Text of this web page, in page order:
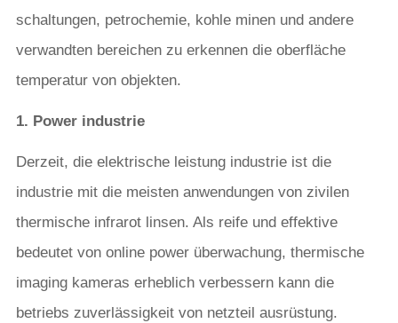
schaltungen, petrochemie, kohle minen und andere
verwandten bereichen zu erkennen die oberfläche
temperatur von objekten.
1. Power industrie
Derzeit, die elektrische leistung industrie ist die
industrie mit die meisten anwendungen von zivilen
thermische infrarot linsen. Als reife und effektive
bedeutet von online power überwachung, thermische
imaging kameras erheblich verbessern kann die
betriebs zuverlässigkeit von netzteil ausrüstung.